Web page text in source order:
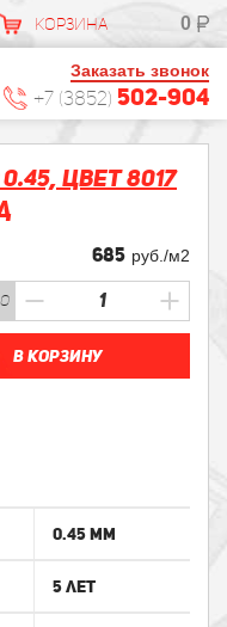
КОРЗИНА 0
Заказать звонок
+7 (3852) 502-904
Цвет 8017
685 руб./м2
В корзину
0.45 мм
5 лет